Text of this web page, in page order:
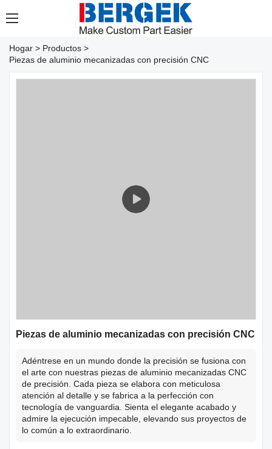
Hogar > Productos >
Piezas de aluminio mecanizadas con precisión CNC
Piezas de aluminio mecanizadas con precisión CNC
Adéntrese en un mundo donde la precisión se fusiona con
el arte con nuestras piezas de aluminio mecanizadas CNC
de precisión. Cada pieza se elabora con meticulosa
atención al detalle y se fabrica a la perfección con
tecnología de vanguardia. Sienta el elegante acabado y
admire la ejecución impecable, elevando sus proyectos de
lo común a lo extraordinario.